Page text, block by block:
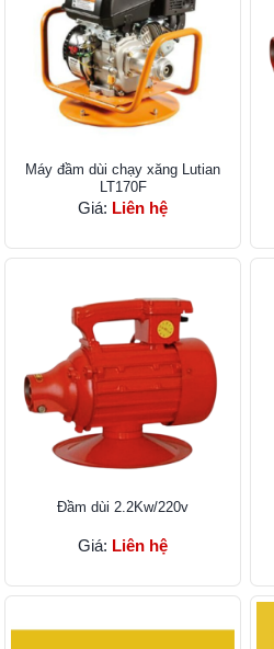
Máy đầm dùi chạy xăng Lutian
LT170F
Giá: Liên hệ
Đầm dùi 2.2Kw/220v
Giá: Liên hệ